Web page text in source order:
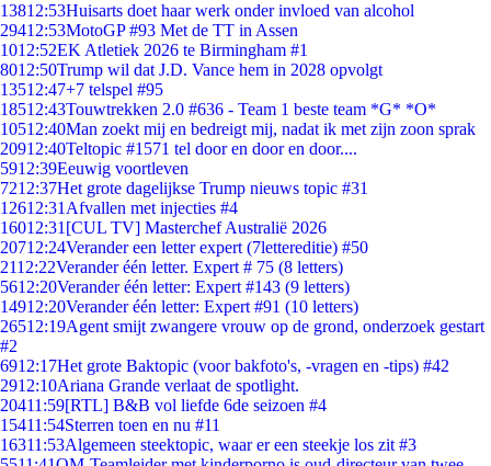
13812:53Huisarts doet haar werk onder invloed van alcohol
29412:53MotoGP #93 Met de TT in Assen
1012:52EK Atletiek 2026 te Birmingham #1
8012:50Trump wil dat J.D. Vance hem in 2028 opvolgt
13512:47+7 telspel #95
18512:43Touwtrekken 2.0 #636 - Team 1 beste team *G* *O*
10512:40Man zoekt mij en bedreigt mij, nadat ik met zijn zoon sprak
20912:40Teltopic #1571 tel door en door en door....
5912:39Eeuwig voortleven
7212:37Het grote dagelijkse Trump nieuws topic #31
12612:31 Afvallen met injecties #4
16012:31 [CUL TV] Masterchef Australië 2026
20712:24Verander een letter expert (7lettereditie) #50
2112:22Verander één letter. Expert # 75 (8 letters)
5612:20Verander één letter: Expert #143 (9 letters)
14912:20Verander één letter: Expert #91 (10 letters)
26512:19Agent smijt zwangere vrouw op de grond, onderzoek gestart
#2
6912:17Het grote Baktopic (voor bakfoto's, -vragen en -tips) #42
2912:10Ariana Grande verlaat de spotlight.
20411:59[RTL] B&B vol liefde 6de seizoen #4
15411:54Sterren toen en nu #11
16311:53Algemeen steektopic, waar er een steekje los zit #3